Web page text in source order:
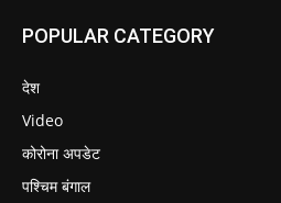
POPULAR CATEGORY
देश
Video
कोरोना अपडेट
पश्चिम बंगाल